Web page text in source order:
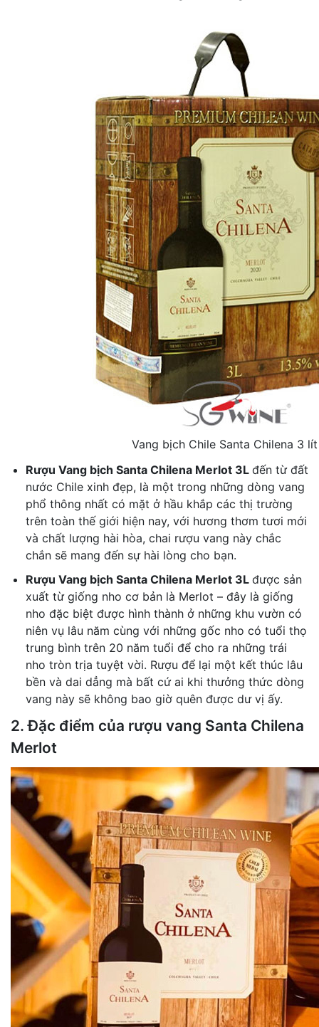
Vang bịch Chile Santa Chilena 3 lít
Rượu Vang bịch Santa Chilena Merlot 3L đến từ đất
nước Chile xinh đẹp, là một trong những dòng vang
phổ thông nhất có mặt ở hầu khắp các thị trường
trên toàn thế giới hiện nay, với hương thơm tươi mới
và chất lượng hài hòa, chai rượu vang này chắc
chắn sẽ mang đến sự hài lòng cho bạn.
Rượu Vang bịch Santa Chilena Merlot 3L được sản
xuất từ giống nho cơ bản là Merlot – đây là giống
nho đặc biệt được hình thành ở những khu vườn có
niên vụ lâu năm cùng với những gốc nho có tuổi thọ
trung bình trên 20 năm tuổi để cho ra những trái
nho tròn trịa tuyệt vời. Rượu để lại một kết thúc lâu
bền và dai dẳng mà bất cứ ai khi thưởng thức dòng
vang này sẽ không bao giờ quên được dư vị ấy.
2. Đặc điểm của rượu vang Santa Chilena
Merlot